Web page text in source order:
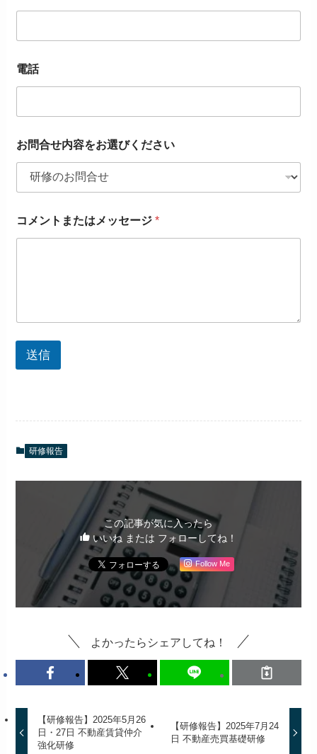
電話
お問合せ内容をお選びください
コメントまたはメッセージ*
送信
研修報告
この記事が気に入ったら
いいね または フォローしてね！
Follow Me
よかったらシェアしてね！
【研修報告】2025年5月26
日・27日 不動産賃貸仲介
強化研修
【研修報告】2025年7月24
日 不動産売買基礎研修